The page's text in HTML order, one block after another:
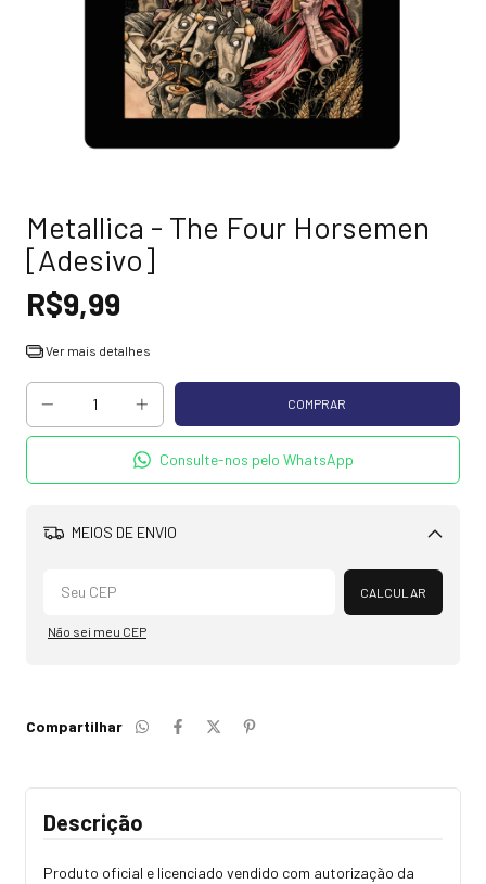
Metallica - The Four Horsemen
[Adesivo]
R$9,99
Ver mais detalhes
Consulte-nos pelo WhatsApp
MEIOS DE ENVIO
Alterar CEP
CALCULAR
Não sei meu CEP
Compartilhar
Descrição
Produto oficial e licenciado vendido com autorização da